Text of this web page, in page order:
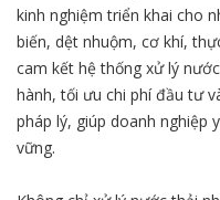
kinh nghiệm triển khai cho
biến, dệt nhuộm, cơ khí,
cam kết hệ thống xử lý
hành, tối ưu chi phí đầu tư
pháp lý, giúp doanh nghiệp
vững.